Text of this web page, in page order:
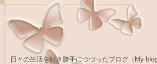
日々の生活を好き勝手につづったブログ（My